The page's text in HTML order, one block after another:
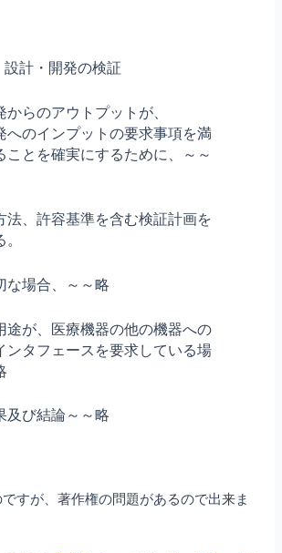
計・開発の検証
らのアウトプットが、
へのインプットの要求事項を満
ことを確実にするために、～～
法、許容基準を含む検証計画を
な場合、～～略
途が、医療機器の他の機器への
ンタフェースを要求している場
及び結論～～略
すが、著作権の問題があるので出来ま